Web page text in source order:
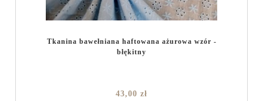
Tkanina bawełniana haftowana ażurowa wzór -
błękitny
43,00 zł